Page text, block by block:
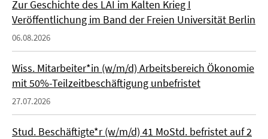
Zur Geschichte des LAI im Kalten Krieg I
Veröffentlichung im Band der Freien Universität Berlin
06.08.2026
Wiss. Mitarbeiter*in (w/m/d) Arbeitsbereich Ökonomie
mit 50%-Teilzeitbeschäftigung unbefristet
27.07.2026
Stud. Beschäftigte*r (w/m/d) 41 MoStd. befristet auf 2